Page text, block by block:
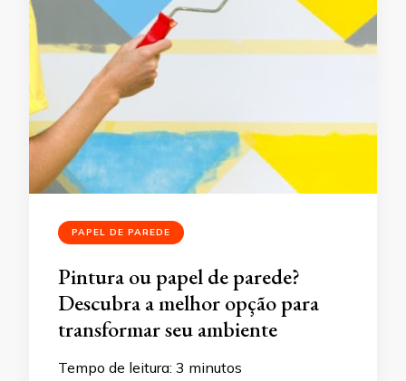
PAPEL DE PAREDE
Pintura ou papel de parede?
Descubra a melhor opção para
transformar seu ambiente
Tempo de leitura: 3 minutos